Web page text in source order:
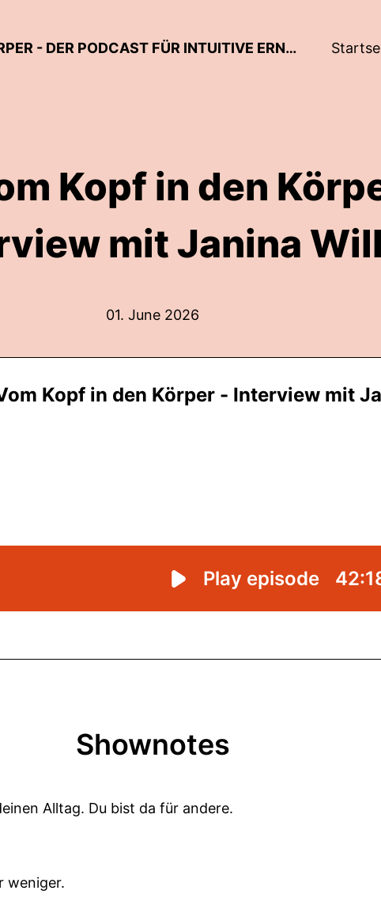
IN BEZIEHUNG MIT DIR UND DEINEM KÖRPER - DER PODCAST FÜR INTUITIVE ERNÄHRUNG & KÖRPERAKZEPTANZ
Kopf in den
mit Janina Will
01. June 2026
Shownotes
Alltag. Du bist da für andere.
weniger.